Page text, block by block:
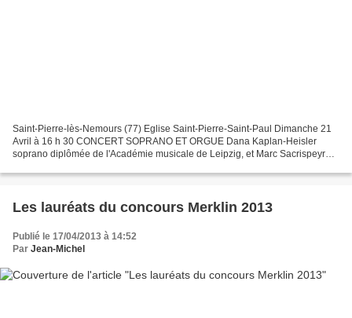
Saint-Pierre-lès-Nemours (77) Eglise Saint-Pierre-Saint-Paul Dimanche 21
Avril à 16 h 30 CONCERT SOPRANO ET ORGUE Dana Kaplan-Heisler
soprano diplômée de l'Académie musicale de Leipzig, et Marc Sacrispeyre
Les lauréats du concours Merklin 2013
Publié le 17/04/2013 à 14:52
Par Jean-Michel